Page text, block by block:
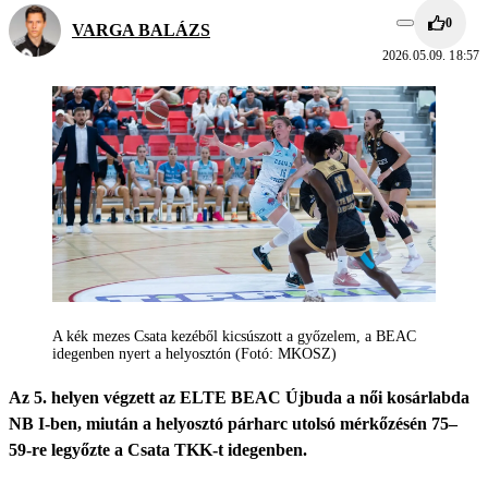
VARGA BALÁZS 0
2026.05.09. 18:57
A kék mezes Csata kezéből kicsúszott a győzelem, a BEAC
idegenben nyert a helyosztón (Fotó: MKOSZ)
Az 5. helyen végzett az ELTE BEAC Újbuda a női kosárlabda
NB I-ben, miután a helyosztó párharc utolsó mérkőzésén 75–
59-re legyőzte a Csata TKK-t idegenben.